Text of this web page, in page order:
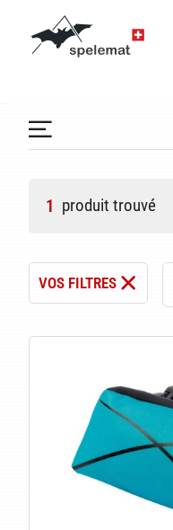
BATCode
1 produit trouvé
VOS FILTRES